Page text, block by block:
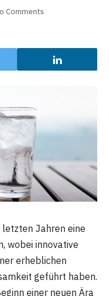
Comments
letzten Jahren eine
wobei innovative
erheblichen
geführt haben.
einer neuen Ära